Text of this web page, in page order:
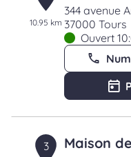
10.95 km
344 avenue
37000 Tours
Ouvert
3 Maison